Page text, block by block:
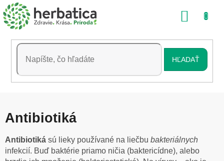
Prejsť
na
obsah
HĽADAŤ
Antibiotiká
Antibiotiká sú lieky používané na liečbu bakteriálnych
infekcií. Buď baktérie priamo ničia (baktericídne), alebo